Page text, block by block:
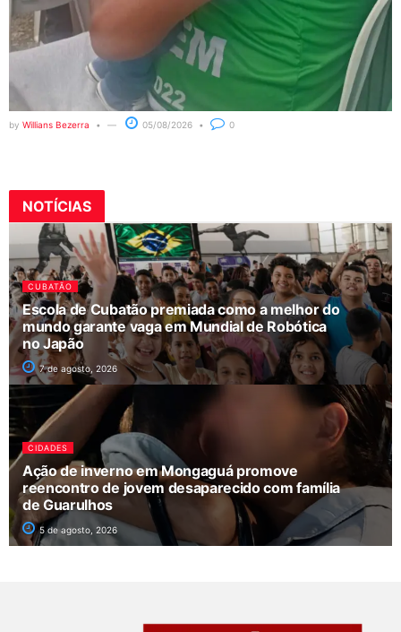
by Willians Bezerra 05/08/2026 0
NOTÍCIAS
CUBATÃO
Escola de Cubatão premiada como a melhor do
mundo garante vaga em Mundial de Robótica
no Japão
7 de agosto, 2026
CIDADES
Ação de inverno em Mongaguá promove
reencontro de jovem desaparecido com família
de Guarulhos
5 de agosto, 2026